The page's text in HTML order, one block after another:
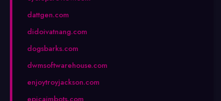
dattgen.com
didoivatnang.com
dogsbarks.com
dwmsoftwarehouse.com
enjoytroyjackson.com